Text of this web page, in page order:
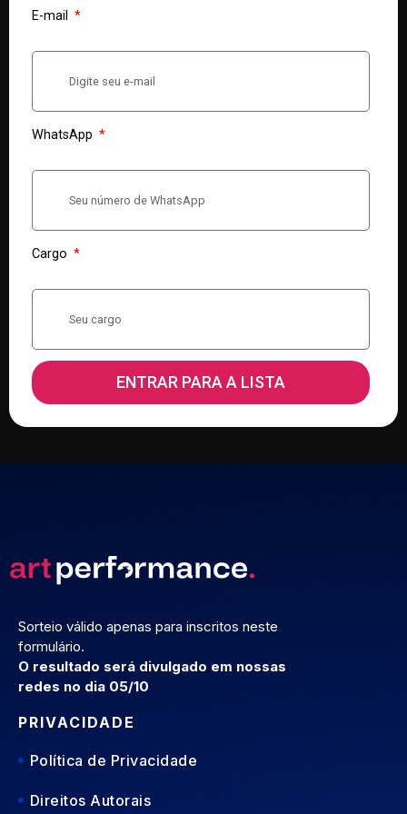
E-mail
WhatsApp
Cargo
ENTRAR PARA A LISTA
Sorteio válido apenas para inscritos neste
formulário.
O resultado será divulgado em nossas
redes no dia 05/10
PRIVACIDADE
Política de Privacidade
Direitos Autorais